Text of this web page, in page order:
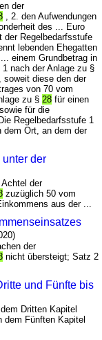
der
, 2. den Aufwendungen
des ... Euro
der Regelbedarfsstufe
lebenden Ehegatten
einem Grundbetrag in
nach der Anlage zu §
soweit diese den der
von 70 vom
zu §28 für einen
für die
Regelbedarfsstufe 1
dem Ort, an dem der
der
der
zuzüglich 50 vom
aus der ...
der
nicht übersteigt; Satz 2
und Fünfte bis
Dritten Kapitel
dem Fünften Kapitel